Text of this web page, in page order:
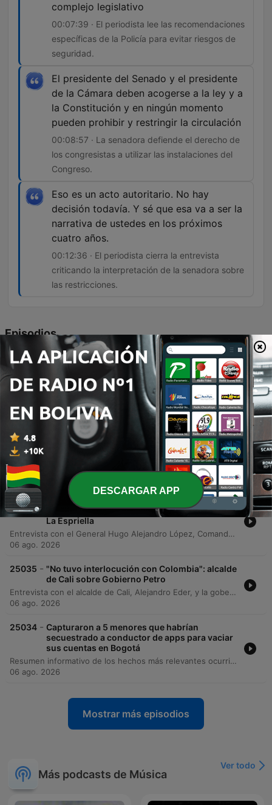
complejo legislativo
00:07:39 · El periodista lee las recomendaciones
específicas de la Policía para evitar riesgos de
seguridad.
El presidente del Senado y el presidente
de la Cámara deben acogerse a la ley y a
la Constitución y en ningún momento
pueden prohibir y restringir la circulación
00:08:57 · La senadora defiende el derecho de
los congresistas a utilizar las instalaciones del
Congreso.
Eso es un acto autoritario. No hay
decisión todavía. Y sé que esa va a ser la
narrativa de ustedes en los próximos
cuatro años.
00:12:36 · El periodista cierra la entrevista
criticando la interpretación de la senadora sobre
las restricciones.
Episodios
25038 - “Legalmente, Abelardo es el presidente, pero
enfrenta denuncia”: senadora Carolina
Corcho
Entrevista con la senadora Carolina Corcho sobre la postura del Pacto Histórico frente a la toma de posesión del presidente Abelardo de la Espriella. La senadora explica las razones por las cuales la bancada opositora no asistirá a la ceremonia en Cali, calificando su ausencia como un acto de protesta constitucional ante anuncios presidenciales que considera contrarios a la democracia y a las relaciones internacionales de Colombia. El diálogo aborda también la intención de realizar actos de protesta en el Capitolio Nacional y la controversia generada por las recomendaciones de seguridad de la Policía Nacional. Se discute la tensión entre las medidas preventivas de la fuerza pública para evitar disturbios en Bogotá y el derecho constitucional a la reunión y la opinión parlamentaria.
06 ago. 2026
25037
"Parecía una ciudad sin ley": El drama
humanitario y la crisis sanitaria que
desbordan a Ceuta
El doctor José Enrique Roviral Tarango, presidente del Colegio Oficial de Médicos de Ceuta, analiza la grave crisis humanitaria y sanitaria que atraviesa la ciudad tras la incursión masiva de migrantes desde Marruecos. El entrevistado describe un escenario de caos inicial con cifras de fallecidos por aplastamiento y ahogamiento, así como las complicaciones médicas actuales derivadas de lesiones, infecciones y el riesgo de enfermedades como el tétano o el cólera. La conversación aborda la precariedad en la atención a menores, los dilemas éticos del personal sanitario ante la falta de tutores legales y la sensación de inseguridad y ausencia del Estado que ha vivido la población local.
06 ago. 2026
25036 -
FFMM revela quién estaría detrás de plan con
explosivos frustrado antes de posesión de De
La Espriella
Entrevista con el General Hugo Alejandro López, Comandante General de las Fuerzas Militares de Colombia, sobre el despliegue de seguridad en el occidente del país. El General detalla los operativos para garantizar la estabilidad durante la posesión del presidente electo Abelardo de la Espriella, destacando la incautación de media tonelada de explosivos en Santander de Quilichao vinculada a estructuras del Gabor Residual del BOJA y el terrorista Mordisco. La conversación aborda las medidas de inteligencia para prevenir ataques con drones, la restricción del espacio aéreo en Cali y el estado de alerta nacional mediante un acuartelamiento de primer grado para proteger las instituciones durante los eventos oficiales.
06 ago. 2026
25035 - "No tuvo interlocución con Colombia": alcalde
de Cali sobre Gobierno Petro
Entrevista con el alcalde de Cali, Alejandro Eder, y la gobernadora del Valle del Cauca, Dilian Francisca Toro, sobre los preparativos para la posesión del presidente electo Abelardo de la Espriella en la ciudad. Los mandatarios abordan temas críticos como la seguridad regional, la descentralización del Estado y las medidas de movilidad por el día sin carro y sin moto durante los eventos oficiales. El diálogo profundiza en una crítica compartida hacia la gestión del gobierno saliente de Gustavo Petro, señalando falta de inversión y articulación con el suroccidente colombiano. Asimismo, se discuten los desafíos económicos de la región, la llegada de delegaciones internacionales y las estrategias de seguridad implementadas para garantizar la tranquilidad durante la transición de mando.
06 ago. 2026
25034 - Capturaron a 5 menores que habrían
secuestrado a conductor de apps para vaciar
sus cuentas en Bogotá
Resumen informativo de los hechos más relevantes ocurridos en Bogotá durante la madrugada. El reporte detalla operativos policiales en Chapinero con la captura de cinco menores de edad por robo, una persecución con intercambio de disparos en Puente Aranda que resultó en la recuperación de un vehículo y la detección de un inhibidor de señal, y acciones de recuperación de espacio público en el norte de la ciudad. Asimismo, se informa sobre el hallazgo de un cuerpo sin vida en la localidad de Bosa.
06 ago. 2026
Mostrar más episodios
Más podcasts de Música
Ver todo
DESCARGAR APP